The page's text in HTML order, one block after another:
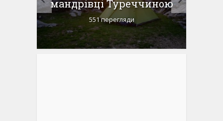
мандрівці Туреччиною
551 перегляди